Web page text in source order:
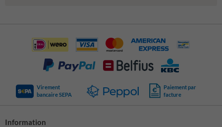
Virement
bancaire SEPA
Paiement par
facture
Information